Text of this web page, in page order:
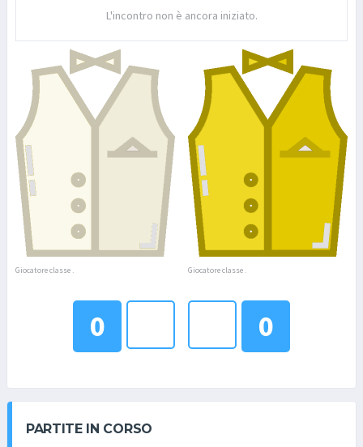
L'incontro non è ancora iniziato.
Giocatore classe . Giocatore classe .
0 0
PARTITE IN CORSO